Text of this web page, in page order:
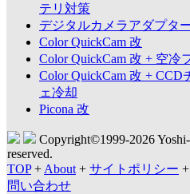
テリ対策
デジタルカメラアダプタ
Color QuickCam 改
Color QuickCam 改 + 空冷
Color QuickCam 改 +
ェ冷却
Picona 改
Copyright©1999-2026
reserved.
TOP+ About + サイトポリシー +
問い合わせ